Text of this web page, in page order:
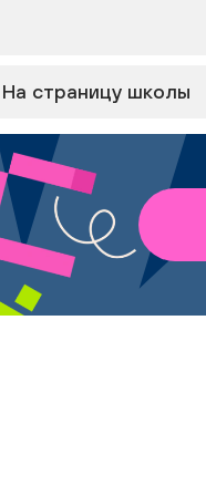
На страницу школы